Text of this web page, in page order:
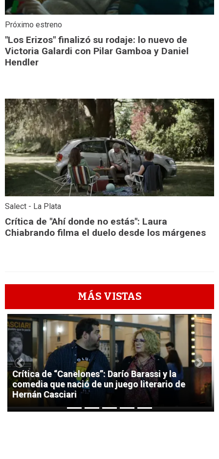
Próximo estreno
"Los Erizos" finalizó su rodaje: lo nuevo de
Victoria Galardi con Pilar Gamboa y Daniel
Hendler
Salect - La Plata
Crítica de "Ahí donde no estás": Laura
Chiabrando filma el duelo desde los márgenes
MÁS VISTAS
1
Crítica de “Canelones”: Darío Barassi y la
comedia que nació de un juego literario de
Hernán Casciari
Previous Next